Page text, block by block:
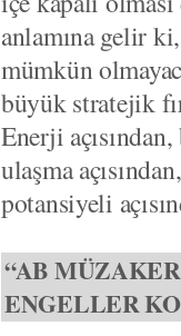
anlamına gelir
mümkün
büyük stratejik
Enerji
ulaşma
potansiyeli
“AB
ENGELLER